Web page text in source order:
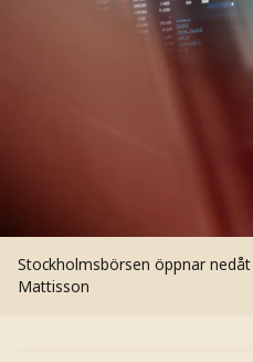
Stockholmsbörsen öppnar
Mattisson